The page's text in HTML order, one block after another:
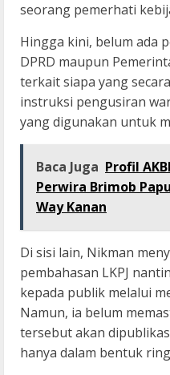
seorang pemerhati
Hingga kini, belum ada
DPRD maupun
terkait siapa yang
instruksi pengusiran
yang digunakan untuk
Baca Juga Profil
Perwira Brimob
Way Kanan
Di sisi lain, Nikman
pembahasan LKPJ
kepada publik melalui
Namun, ia belum
tersebut akan
hanya dalam bentuk